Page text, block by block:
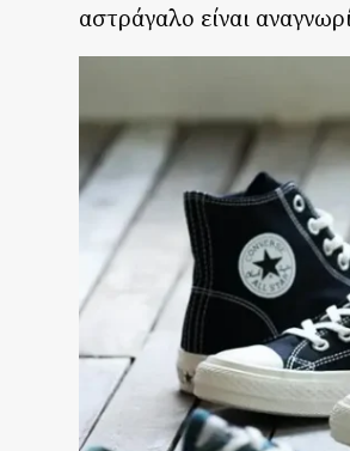
αστράγαλο είναι